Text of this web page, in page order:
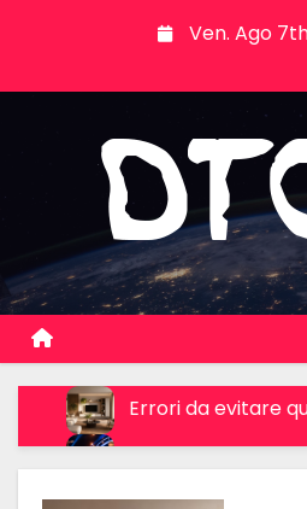
n
t
Ven. Ago
Errori da evitare